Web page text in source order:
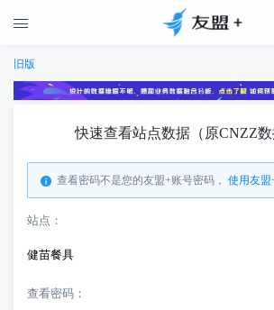

旧版
快速查看站点数据（原CNZZ数
查看密码不是您的友盟+账号密码， 使用友盟
站点：
健苗餐具
查看密码：